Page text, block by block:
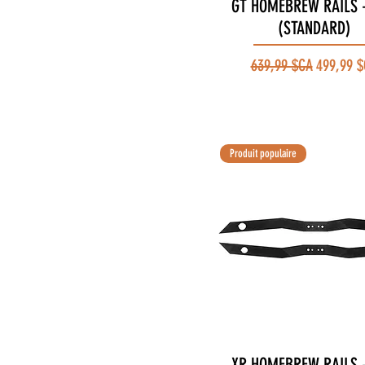
GT HOMEBREW RAILS
(STANDARD)
Prix original
639,99 $CAPrix
499,99
Aperçu rapide
Produit populaire